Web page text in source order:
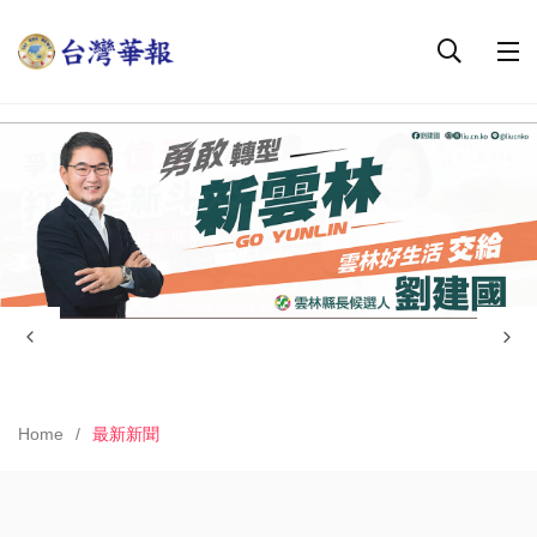
Home 最新新聞